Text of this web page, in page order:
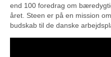
end 100 foredrag om
året. Steen er på en mission
budskab til de danske